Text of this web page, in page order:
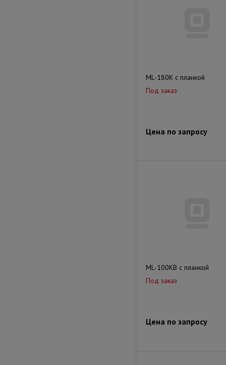
ML-180K с планкой
Под заказ
Цена по запросу
ML-100KB с планкой
Под заказ
Цена по запросу